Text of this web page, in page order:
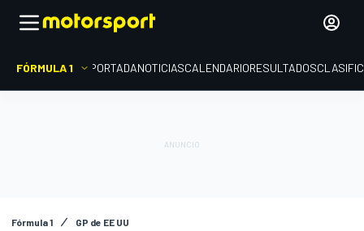
FÓRMULA 1 PORTADANOTICIASCALENDARIORESULTADOS
Fórmula 1 GP de EE UU